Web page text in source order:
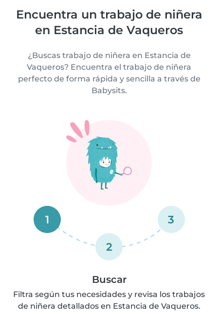
Encuentra un trabajo de niñera
en Estancia de Vaqueros
¿Buscas trabajo de niñera en Estancia de
Vaqueros? Encuentra el trabajo de niñera
perfecto de forma rápida y sencilla a través de
Babysits.
1
2
3
Buscar
Filtra según tus necesidades y revisa los trabajos
de niñera detallados en Estancia de Vaqueros.